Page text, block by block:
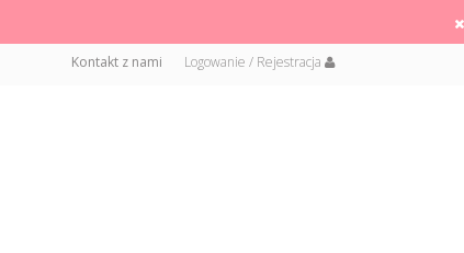
Logowanie / Rejestracja
Kontakt z nami